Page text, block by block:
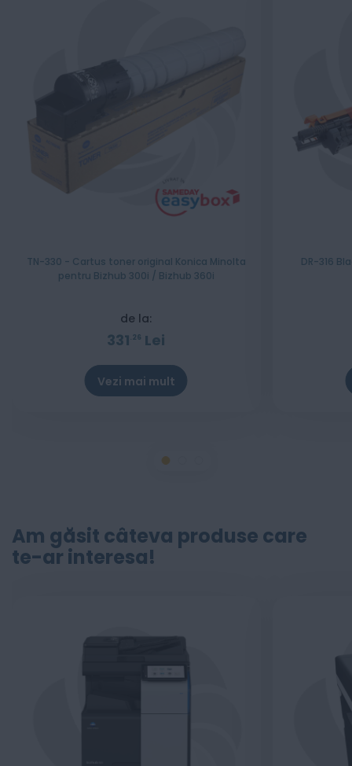
TN-330 - Cartus toner original Konica Minolta
pentru Bizhub 300i / Bizhub 360i
de la:
331 26 Lei
Vezi mai mult
DR-316
Am găsit câteva produse care
te-ar interesa!